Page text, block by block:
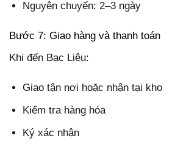
Nguyên chuyến: 2–3 ngày
Bước 7: Giao hàng và thanh toán
Khi đến Bạc Liêu:
Giao tận nơi hoặc nhận tại kho
Kiểm tra hàng hóa
Ký xác nhận